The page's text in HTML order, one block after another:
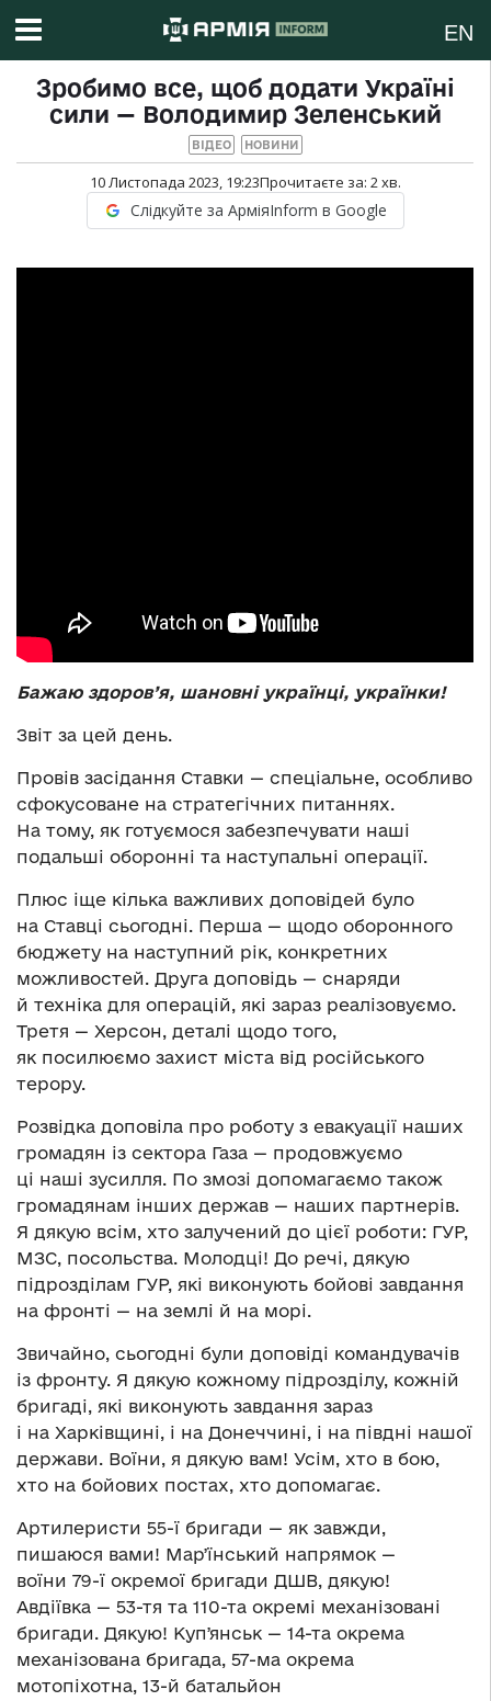
EN
Зробимо все, щоб додати Україні
сили — Володимир Зеленський
ВІДЕО НОВИНИ
10 Листопада 2023, 19:23Прочитаєте за: 2хв.
Слідкуйте за АрміяInform в Google
Бажаю здоров’я, шановні українці, українки!
Звіт за цей день.
Провів засідання Ставки — спеціальне, особливо
сфокусоване на стратегічних питаннях.
На тому, як готуємося забезпечувати наші
подальші оборонні та наступальні операції.
Плюс іще кілька важливих доповідей було
на Ставці сьогодні. Перша — щодо оборонного
бюджету на наступний рік, конкретних
можливостей. Друга доповідь — снаряди
й техніка для операцій, які зараз реалізовуємо.
Третя — Херсон, деталі щодо того,
як посилюємо захист міста від російського
терору.
Розвідка доповіла про роботу з евакуації наших
громадян із сектора Газа — продовжуємо
ці наші зусилля. По змозі допомагаємо також
громадянам інших держав — наших партнерів.
Я дякую всім, хто залучений до цієї роботи: ГУР,
МЗС, посольства. Молодці! До речі, дякую
підрозділам ГУР, які виконують бойові завдання
на фронті — на землі й на морі.
Звичайно, сьогодні були доповіді командувачів
із фронту. Я дякую кожному підрозділу, кожній
бригаді, які виконують завдання зараз
і на Харківщині, і на Донеччині, і на півдні нашої
держави. Воїни, я дякую вам! Усім, хто в бою,
хто на бойових постах, хто допомагає.
Артилеристи 55-ї бригади — як завжди,
пишаюся вами! Марʼїнський напрямок —
воїни 79-ї окремої бригади ДШВ, дякую!
Авдіївка — 53-тя та 110-та окремі механізовані
бригади. Дякую! Купʼянськ — 14-та окрема
механізована бригада, 57-ма окрема
мотопіхотна, 13-й батальйон